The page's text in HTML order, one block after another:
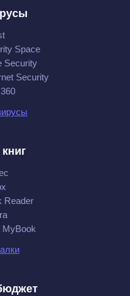
Space
Security
Security
Reader
MyBook